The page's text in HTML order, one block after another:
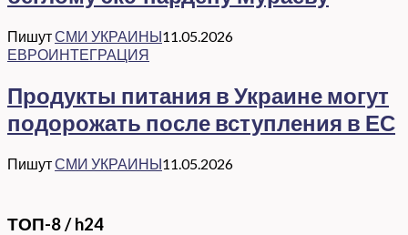
ПишутСМИ УКРАИНЫ11.05.2026
ЕВРОИНТЕГРАЦИЯ
Продукты питания в Украине могут
подорожать после вступления в ЕС
ПишутСМИ УКРАИНЫ11.05.2026
ТОП-8 / h24